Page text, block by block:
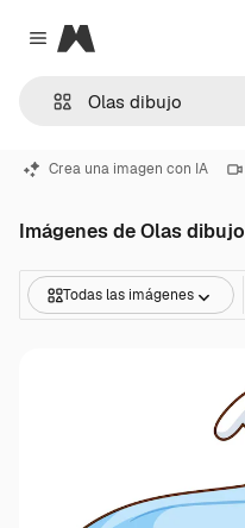
Close menu
Magnific
Crea una imagen con IA
Imágenes de Olas dibujo
Todas las imágenes